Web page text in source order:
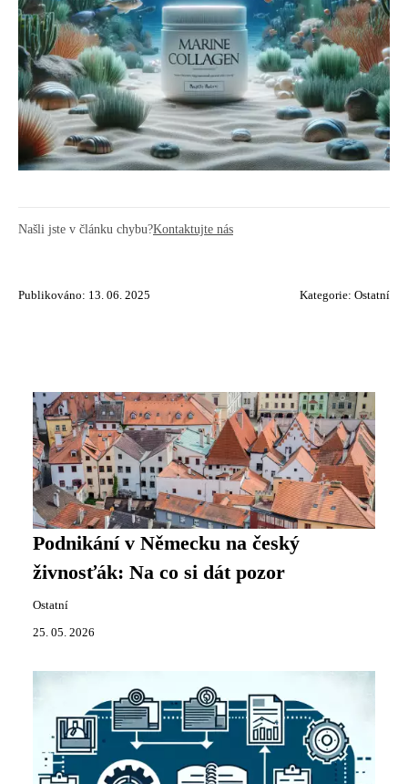
Našli jste v článku chybu?Kontaktujte nás
Publikováno: 13. 06. 2025 Kategorie: Ostatní
Podnikání v Německu na český
živnosťák: Na co si dát pozor
Ostatní
25. 05. 2026